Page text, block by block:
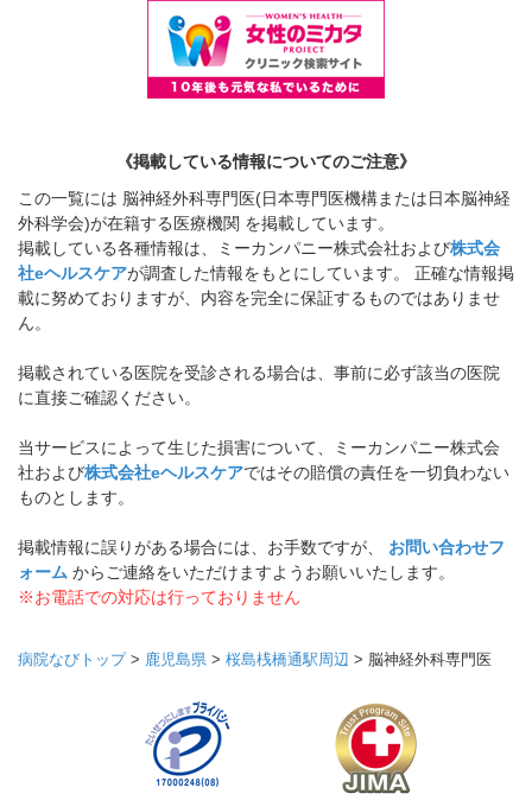
《掲載している情報についてのご注意》
この一覧には 脳神経外科専門医(日本専門医機構または日本脳神経
外科学会)が在籍する医療機関 を掲載しています。
掲載している各種情報は、ミーカンパニー株式会社および株式会
社eヘルスケアが調査した情報をもとにしています。 正確な情報掲
載に努めておりますが、内容を完全に保証するものではありませ
ん。
掲載されている医院を受診される場合は、事前に必ず該当の医院
に直接ご確認ください。
当サービスによって生じた損害について、ミーカンパニー株式会
社および株式会社eヘルスケアではその賠償の責任を一切負わない
ものとします。
掲載情報に誤りがある場合には、お手数ですが、 お問い合わせフ
ォーム からご連絡をいただけますようお願いいたします。
※お電話での対応は行っておりません
病院なびトップ> 鹿児島県 > 桜島桟橋通駅周辺 > 脳神経外科専門医